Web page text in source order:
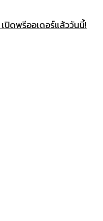
เปิดพรีออเดอร์แล้ววันนี้!